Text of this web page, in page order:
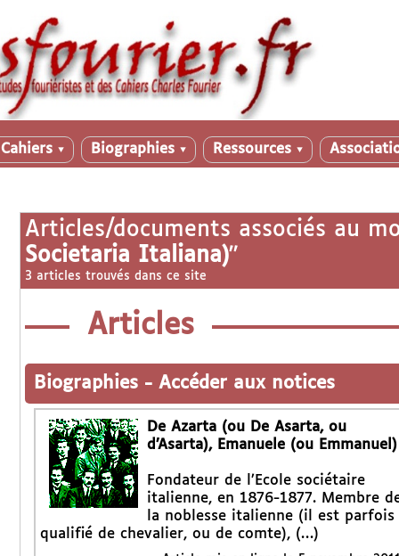
Cahiers ▼ Biographies ▼ Ressources ▼
Articles/documents associés au
Societaria Italiana)"
3 articles trouvés dans ce site
Articles
Biographies - Accéder aux notices
De Azarta (ou De Asarta, ou
d’Asarta), Emanuele (ou Emmanuel)
Fondateur de l’Ecole sociétaire
italienne, en 1876-1877. Membre
la noblesse italienne (il est parfois
qualifié de chevalier, ou de comte), (…)